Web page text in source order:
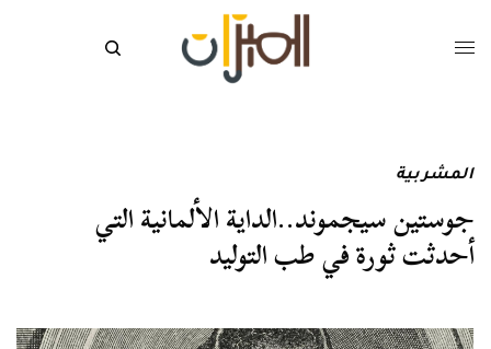
المشربية
جوستين سيجموند..الداية الألمانية التي
أحدثت ثورة في طب التوليد